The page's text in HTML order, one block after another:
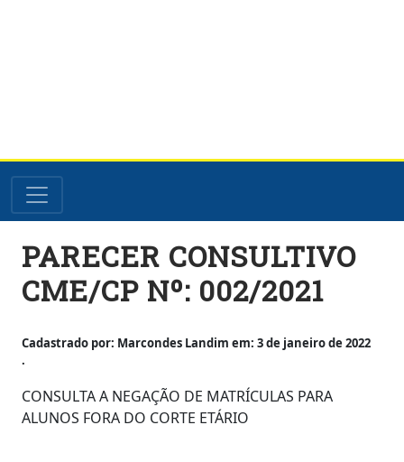
contentPARECER CONSULTIVO
CME/CP Nº: 002/2021
Cadastrado por: Marcondes Landim em: 3 de janeiro de 2022
.
CONSULTA A NEGAÇÃO DE MATRÍCULAS PARA
ALUNOS FORA DO CORTE ETÁRIO